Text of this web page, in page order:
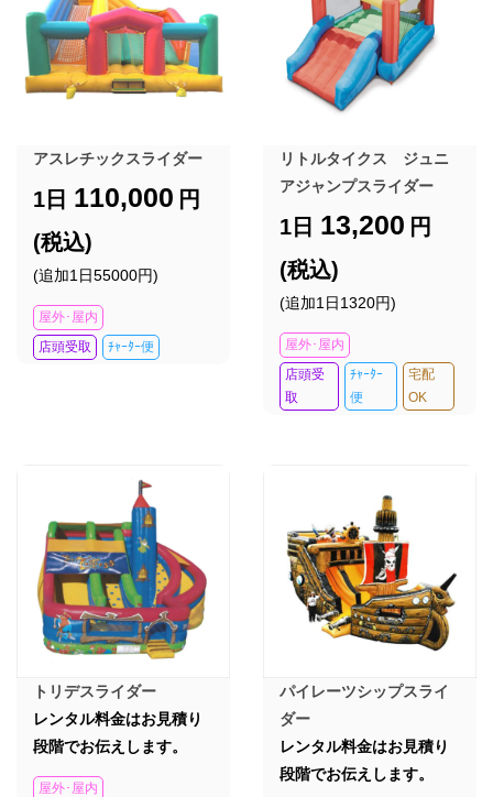
アスレチックスライダー
1日 110,000 円
(税込)
(追加1日55000円)
屋外･屋内
店頭受取
ﾁｬｰﾀｰ便
リトルタイクス ジュニ
アジャンプスライダー
1日 13,200 円
(税込)
(追加1日1320円)
屋外･屋内
店頭受
取
ﾁｬｰﾀｰ
便
宅配
OK
トリデスライダー
レンタル料金はお見積り
段階でお伝えします。
屋外･屋内
パイレーツシップスライ
ダー
レンタル料金はお見積り
段階でお伝えします。